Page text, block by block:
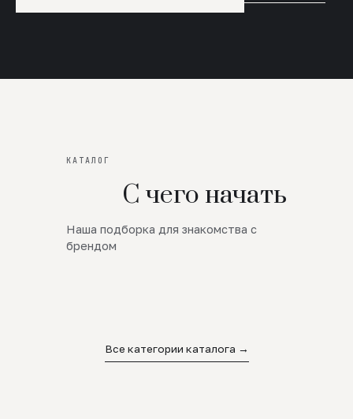
КАТАЛОГ
С чего начать
Наша подборка для знакомства с
брендом
Новинки
SALE
Все категории каталога →